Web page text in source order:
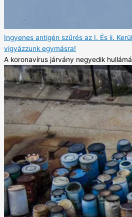
Ingyenes antigén szűrés az I. És ii.
vigyázzunk egymásra!
A koronavírus járvány negyedik